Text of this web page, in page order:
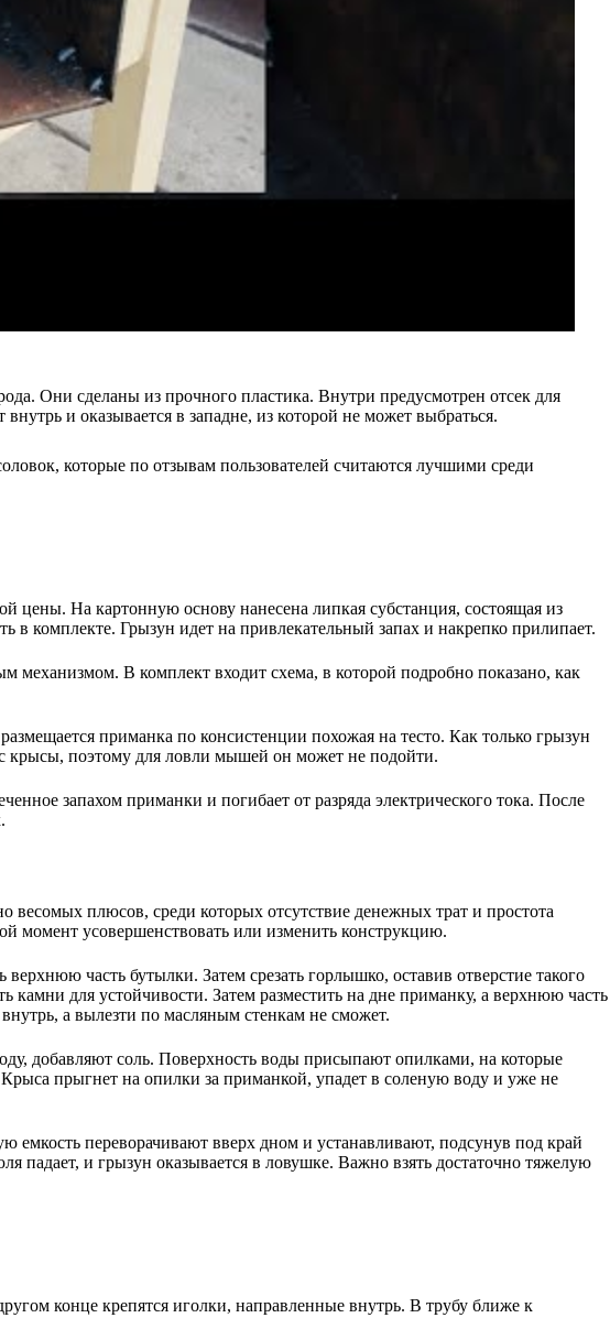
Они сделаны из прочного пластика. Внутри предусмотрен отсек для
и оказывается в западне, из которой не может выбраться.
которые по отзывам пользователей считаются лучшими среди
цены. На картонную основу нанесена липкая субстанция, состоящая из
комплекте. Грызун идет на привлекательный запах и накрепко прилипает.
В комплект входит схема, в которой подробно показано, как
приманка по консистенции похожая на тесто. Как только грызун
крысы, поэтому для ловли мышей он может не подойти.
запахом приманки и погибает от разряда электрического тока. После
плюсов, среди которых отсутствие денежных трат и простота
момент усовершенствовать или изменить конструкцию.
часть бутылки. Затем срезать горлышко, оставив отверстие такого
для устойчивости. Затем разместить на дне приманку, а верхнюю часть
а вылезти по масляным стенкам не сможет.
добавляют соль. Поверхность воды присыпают опилками, на которые
прыгнет на опилки за приманкой, упадет в соленую воду и уже не
переворачивают вверх дном и устанавливают, подсунув под край
падает, и грызун оказывается в ловушке. Важно взять достаточно тяжелую
конце крепятся иголки, направленные внутрь. В трубу ближе к